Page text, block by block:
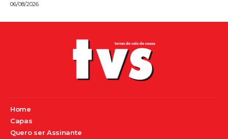
06/08/2026
Home
Capas
Quero ser Assinante